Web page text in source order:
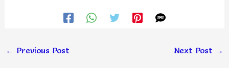
← Previous Post Next Post →